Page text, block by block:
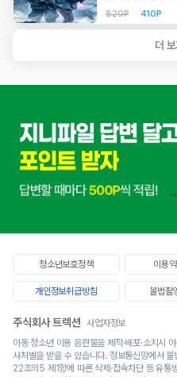
820P 410P
청소년보호정책 이용
개인정보취급방침 불법촬
주식회사 트렉션 사업자정보
726-81-03618 통신판매업 : 제 2024-서울
: 대표 김동일(geniefilehelp@gmail.com)
아동 청소년 이용 음란물을 제작·배포·소지시
사처벌을 받을 수 있습니다. 정보통신망에서 불
22조의5 제1항에 따른 삭제·접속차단 등 유통